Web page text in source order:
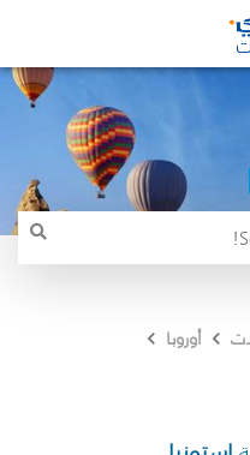
أوروبا